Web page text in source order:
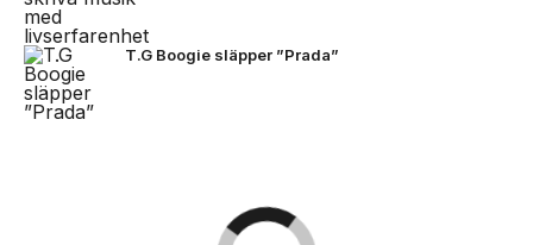
T.G Boogie släpper ”Prada”